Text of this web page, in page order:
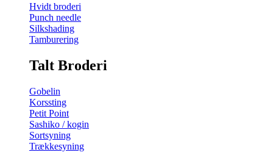
Hvidt broderi
Punch needle
Silkshading
Tamburering
Talt Broderi
Gobelin
Korssting
Petit Point
Sashiko / kogin
Sortsyning
Trækkesyning